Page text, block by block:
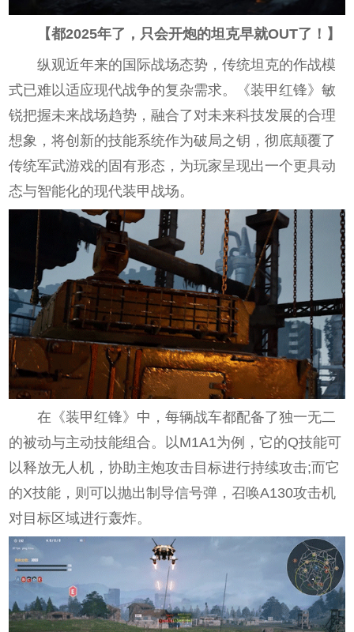
【都2025年了，只会开炮的坦克早就OUT了！】
纵观近年来的国际战场态势，传统坦克的作战模
式已难以适应现代战争的复杂需求。《装甲红锋》敏
锐把握未来战场趋势，融合了对未来科技发展的合理
想象，将创新的技能系统作为破局之钥，彻底颠覆了
传统军武游戏的固有形态，为玩家呈现出一个更具动
态与智能化的现代装甲战场。
在《装甲红锋》中，每辆战车都配备了独一无二
的被动与主动技能组合。以M1A1为例，它的Q技能可
以释放无人机，协助主炮攻击目标进行持续攻击;而它
的X技能，则可以抛出制导信号弹，召唤A130攻击机
对目标区域进行轰炸。